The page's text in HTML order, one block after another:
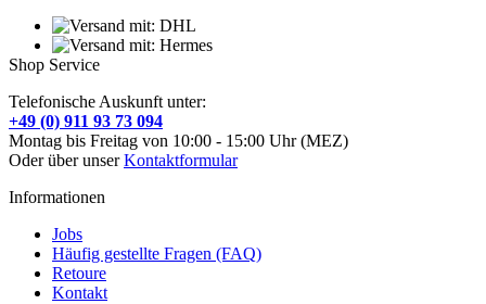
Shop Service
Telefonische Auskunft unter:
+49 (0) 911 93 73 094
Montag bis Freitag von 10:00 - 15:00 Uhr (MEZ)
Oder über unserKontaktformular
Informationen
Jobs
Häufig gestellte Fragen (FAQ)
Retoure
Kontakt